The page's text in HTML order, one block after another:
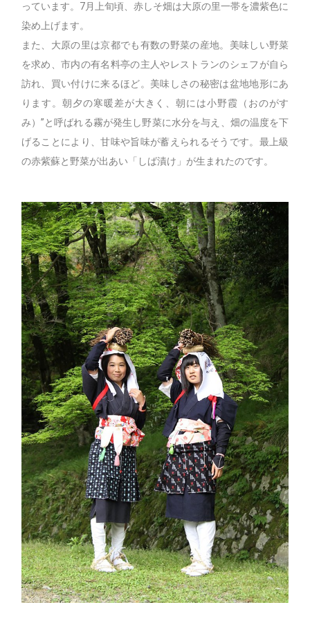
っています。7月上旬頃、赤しそ畑は大原の里一帯を濃紫色に
染め上げます。
また、大原の里は京都でも有数の野菜の産地。美味しい野菜
を求め、市内の有名料亭の主人やレストランのシェフが自ら
訪れ、買い付けに来るほど。美味しさの秘密は盆地地形にあ
ります。朝夕の寒暖差が大きく、朝には小野霞（おのがす
み）”と呼ばれる霧が発生し野菜に水分を与え、畑の温度を下
げることにより、甘味や旨味が蓄えられるそうです。最上級
の赤紫蘇と野菜が出あい「しば漬け」が生まれたのです。